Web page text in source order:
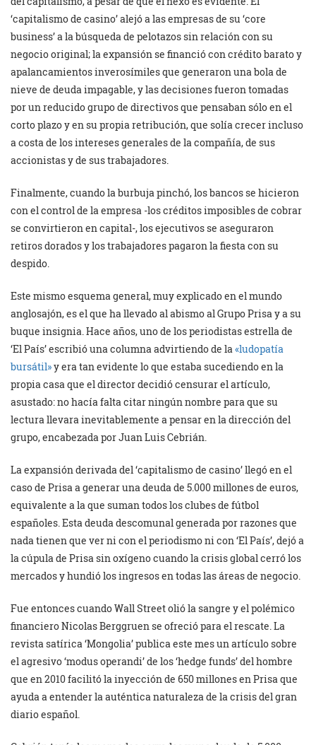
‘capitalismo de casino’ alejó a las empresas de su ‘core
business’ a la búsqueda de pelotazos sin relación con su
negocio original; la expansión se financió con crédito barato y
apalancamientos inverosímiles que generaron una bola de
nieve de deuda impagable, y las decisiones fueron tomadas
por un reducido grupo de directivos que pensaban sólo en el
corto plazo y en su propia retribución, que solía crecer incluso
a costa de los intereses generales de la compañía, de sus
accionistas y de sus trabajadores.
Finalmente, cuando la burbuja pinchó, los bancos se hicieron
con el control de la empresa -los créditos imposibles de cobrar
se convirtieron en capital-, los ejecutivos se aseguraron
retiros dorados y los trabajadores pagaron la fiesta con su
despido.
Este mismo esquema general, muy explicado en el mundo
anglosajón, es el que ha llevado al abismo al Grupo Prisa y a su
buque insignia. Hace años, uno de los periodistas estrella de
‘El País’ escribió una columna advirtiendo de la«ludopatía
bursátil»y era tan evidente lo que estaba sucediendo en la
propia casa que el director decidió censurar el artículo,
asustado: no hacía falta citar ningún nombre para que su
lectura llevara inevitablemente a pensar en la dirección del
grupo, encabezada por Juan Luis Cebrián.
La expansión derivada del ‘capitalismo de casino’ llegó en el
caso de Prisa a generar una deuda de 5.000 millones de euros,
equivalente a la que suman todos los clubes de fútbol
españoles. Esta deuda descomunal generada por razones que
nada tienen que ver ni con el periodismo ni con ‘El País’, dejó a
la cúpula de Prisa sin oxígeno cuando la crisis global cerró los
mercados y hundió los ingresos en todas las áreas de negocio.
Fue entonces cuando Wall Street olió la sangre y el polémico
financiero Nicolas Berggruen se ofreció para el rescate. La
revista satírica ‘Mongolia’ publica este mes un artículo sobre
el agresivo ‘modus operandi’ de los ‘hedge funds’ del hombre
que en 2010 facilitó la inyección de 650 millones en Prisa que
ayuda a entender la auténtica naturaleza de la crisis del gran
diario español.